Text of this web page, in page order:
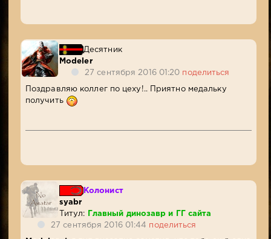
Десятник
Modeler
27 сентября 2016 01:20 поделиться
Поздравляю коллег по цеху!.. Приятно медальку
получить
Колонист
syabr
Титул:
Главный динозавр и ГГ сайта
27 сентября 2016 01:44 поделиться